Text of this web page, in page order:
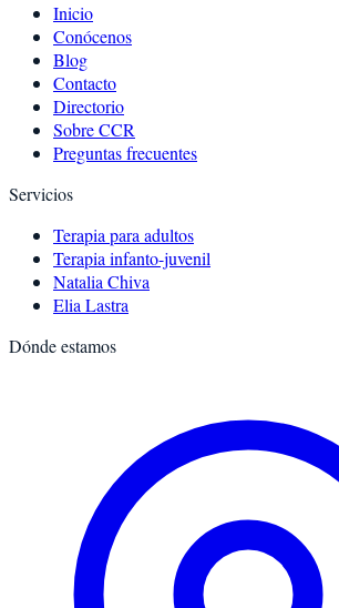
Inicio
Conócenos
Blog
Contacto
Directorio
Sobre CCR
Preguntas frecuentes
Servicios
Terapia para adultos
Terapia infanto-juvenil
Natalia Chiva
Elia Lastra
Dónde estamos